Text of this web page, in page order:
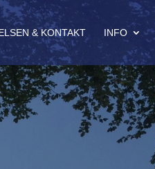
& KONTAKT INFO